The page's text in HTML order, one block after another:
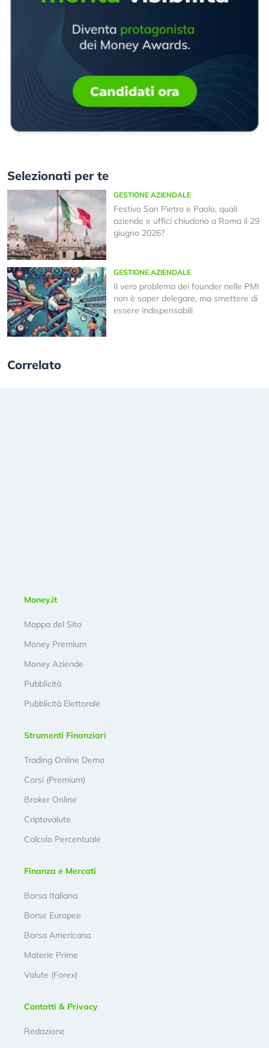
Selezionati per te
GESTIONE AZIENDALE
Festivo San Pietro e Paolo, quali
aziende e uffici chiudono a Roma il 29
giugno 2026?
GESTIONE AZIENDALE
Il vero problema dei founder nelle PMI
non è saper delegare, ma smettere di
essere indispensabili
Correlato
Money.it
Mappa del Sito
Money Premium
Money Aziende
Pubblicità
Pubblicità Elettorale
Strumenti Finanziari
Trading Online Demo
Corsi (Premium)
Broker Online
Criptovalute
Calcolo Percentuale
Finanza e Mercati
Borsa Italiana
Borse Europee
Borsa Americana
Materie Prime
Valute (Forex)
Contatti & Privacy
Redazione